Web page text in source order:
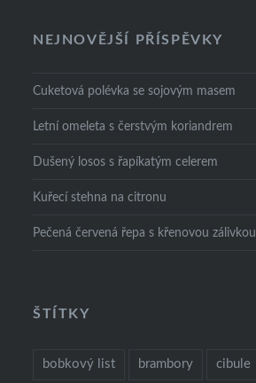
NEJNOVĚJŠÍ PŘÍSPĚVKY
Cuketová polévka se sojovým masem
Letní omeleta s čerstvým koriandrem
Dušený losos s řapíkatým celerem
Kuřecí stehna na citronu
Pečená červená řepa s křenovou zálivkou
ŠTÍTKY
bobkový list brambory cibule